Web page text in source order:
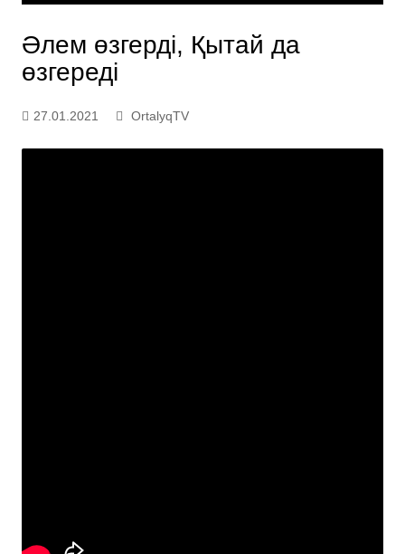
Әлем өзгерді, Қытай да
өзгереді
27.01.2021 OrtalyqTV